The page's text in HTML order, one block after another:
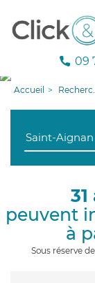
09
Accueil Recherche aide à domicile
peuvent
à
Sous réserve